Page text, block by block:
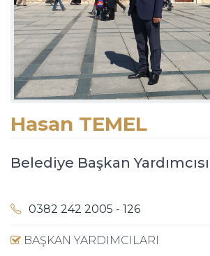
Hasan TEMEL
Belediye Başkan Yardımcısı
0382 242 2005 - 126
BAŞKAN YARDIMCILARI